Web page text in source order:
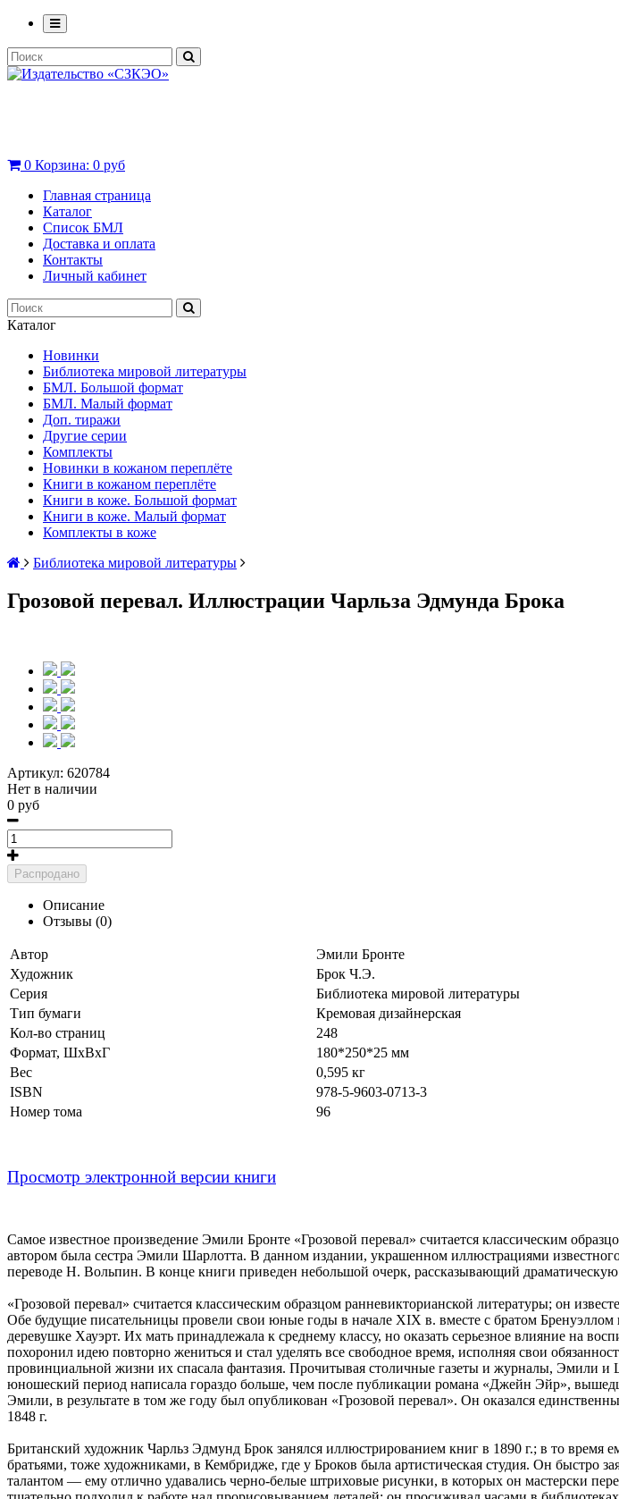
0 Корзина: 0 руб
Главная страница
Каталог
Список БМЛ
Доставка и оплата
Контакты
Личный кабинет
Каталог
Новинки
Библиотека мировой литературы
БМЛ. Большой формат
БМЛ. Малый формат
Доп. тиражи
Другие серии
Комплекты
Новинки в кожаном переплёте
Книги в кожаном переплёте
Книги в коже. Большой формат
Книги в коже. Малый формат
Комплекты в коже
Библиотека мировой литературы
Грозовой перевал. Иллюстрации Чарльза Эдмунда Брока
Артикул: 620784
Нет в наличии
0 руб
Распродано
Описание
Отзывы (0)
Автор
Эмили Бронте
Художник
Брок Ч.Э.
Серия
Библиотека мировой литературы
Тип бумаги
Кремовая дизайнерская
Кол-во страниц
248
Формат, ШхВхГ
180*250*25 мм
Вес
0,595 кг
ISBN
978-5-9603-0713-3
Номер тома
96
Просмотр электронной версии книги
Самое известное произведение Эмили Бронте «Грозовой перевал» считается классическим
автором была сестра Эмили Шарлотта. В данном издании, украшенном иллюстрациями
переводе Н. Вольпин. В конце книги приведен небольшой очерк, рассказывающий
«Грозовой перевал» считается классическим образцом ранневикторианской литературы; он
Обе будущие писательницы провели свои юные годы в начале XIX в. вместе с братом
деревушке Хауэрт. Их мать принадлежала к среднему классу, но оказать серьезное влияние на
похоронил идею повторно жениться и стал уделять все свободное время, исполняя свои
провинциальной жизни их спасала фантазия. Прочитывая столичные газеты и журналы, Эмили
юношеский период написала гораздо больше, чем после публикации романа «Джейн Эйр»,
Эмили, в результате в том же году был опубликован «Грозовой перевал». Он оказался
1848 г.
Британский художник Чарльз Эдмунд Брок занялся иллюстрированием книг в 1890 г.; в то время
братьями, тоже художниками, в Кембридже, где у Броков была артистическая студия. Он быстро
талантом — ему отлично удавались черно-белые штриховые рисунки, в которых он мастерски